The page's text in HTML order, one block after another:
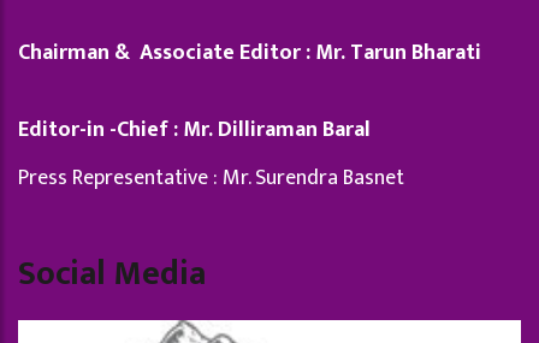
Chairman & Associate Editor : Mr. Tarun Bharati
Editor-in -Chief : Mr. Dilliraman Baral
Press Representative : Mr. Surendra Basnet
Social Media